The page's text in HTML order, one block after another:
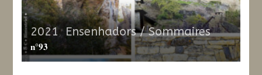
2021, Ensenhadors / Sommaires
n°93